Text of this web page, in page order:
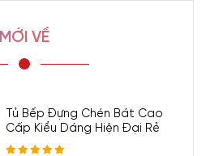
MỚI VỀ
Tủ Bếp Đựng Chén Bát Cao
Cấp Kiểu Dáng Hiện Đại Rẻ